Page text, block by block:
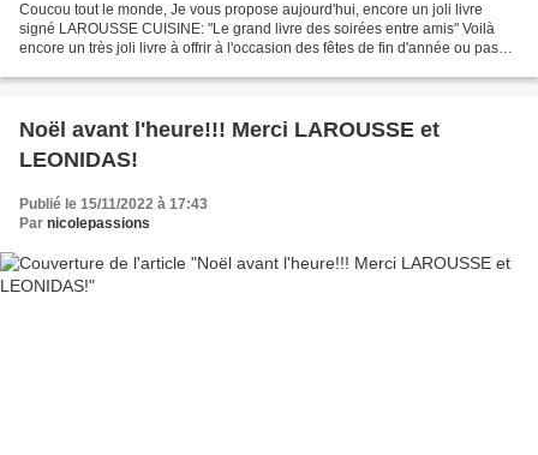
Coucou tout le monde, Je vous propose aujourd'hui, encore un joli livre
signé LAROUSSE CUISINE: "Le grand livre des soirées entre amis" Voilà
encore un très joli livre à offrir à l'occasion des fêtes de fin d'année ou pas
Noël avant l'heure!!! Merci LAROUSSE et
LEONIDAS!
Publié le 15/11/2022 à 17:43
Par nicolepassions